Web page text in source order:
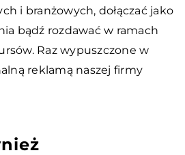
i branżowych, dołączać jako
bądź rozdawać w ramach
Raz wypuszczone w
reklamą naszej firmy